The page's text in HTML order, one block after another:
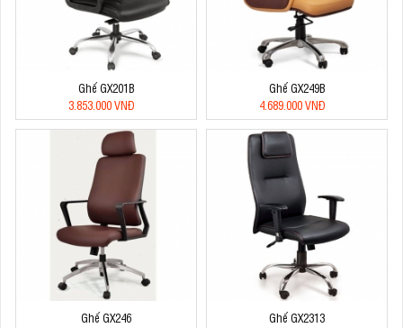
Ghế GX201B
3.853.000 VNĐ
Ghế GX249B
4.689.000 VNĐ
Ghế GX246
Ghế GX2313